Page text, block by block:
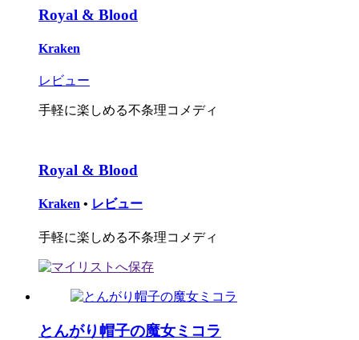
Royal & Blood
Kraken
レビュー
手軽に楽しめる不条理コメディ
Royal & Blood
Kraken • レビュー
手軽に楽しめる不条理コメディ
とんがり帽子の魔女ミコラ